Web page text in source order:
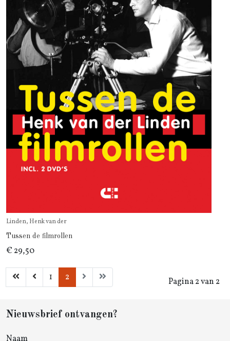
Linden, Henk van der
Tussen de filmrollen
€ 29,50
Pagina 2 van 2
1 2
Nieuwsbrief ontvangen?
Naam